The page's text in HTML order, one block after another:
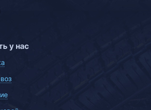
у нас